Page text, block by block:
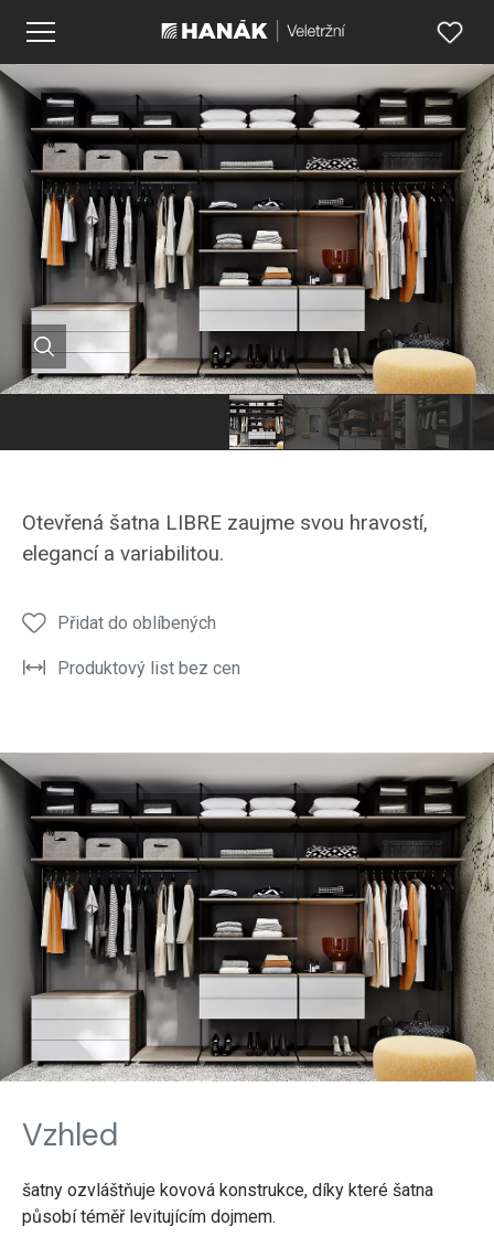
Otevřená šatna LIBRE zaujme svou hravostí,
elegancí a variabilitou.
Přidat do oblíbených
Produktový list bez cen
Vzhled
šatny ozvláštňuje kovová konstrukce, díky které šatna
působí téměř levitujícím dojmem.